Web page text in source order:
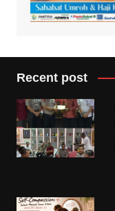
Recent post